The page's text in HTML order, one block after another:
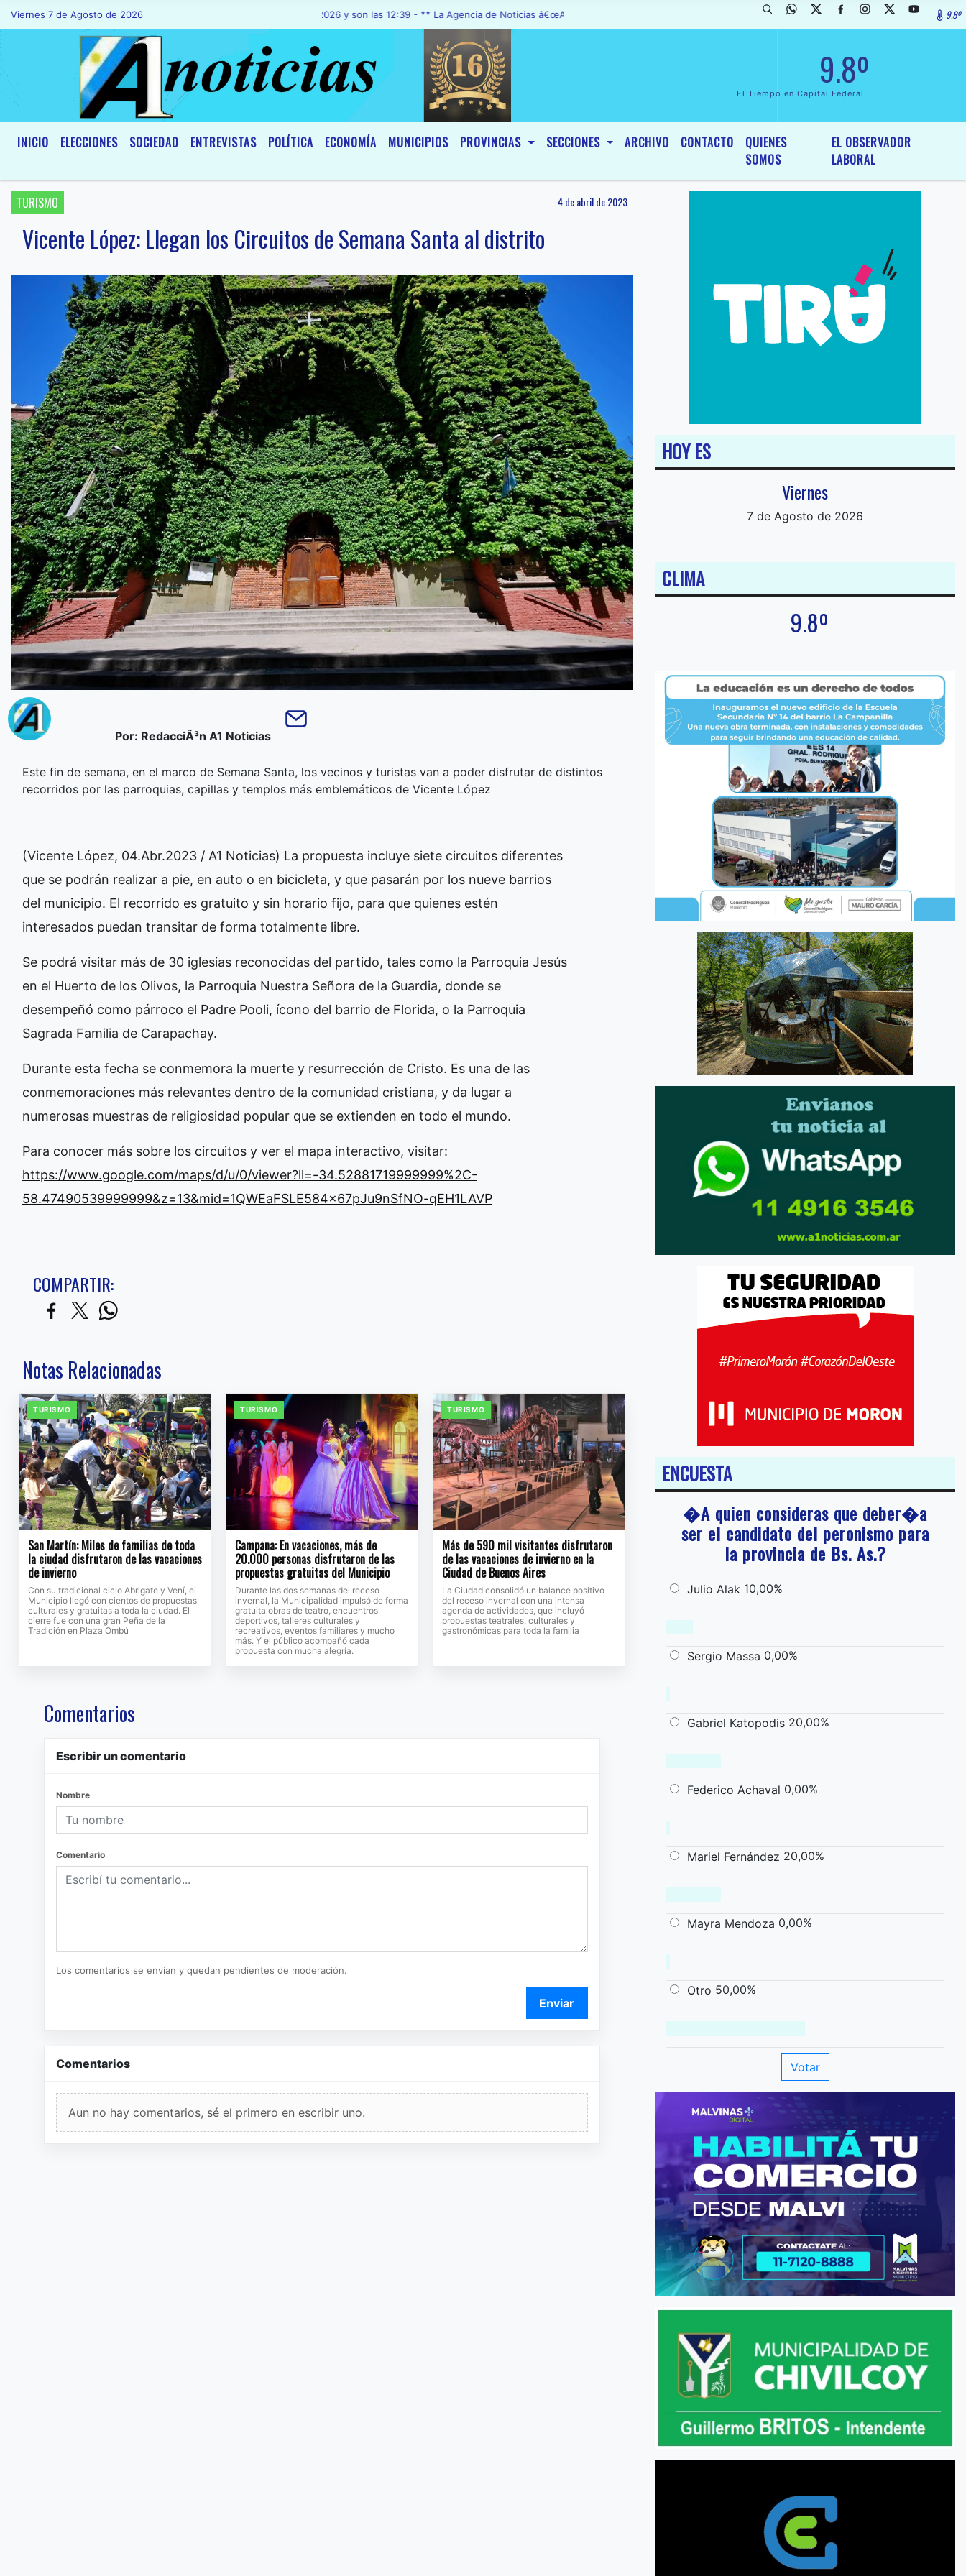
Viernes 7 de Agosto de 2026Hoy es Viernes 7 de Agosto de 2026 y son las 12:39 - ** La Agencia de Noticias â€œA1 Noticiasâ€, fue declarada de InterÃ©s General y Legislativo, por Ordenanza NÂº 6236/19 del 9.8º
9.8º
El Tiempo en Capital Federal
INICIO ELECCIONES SOCIEDAD ENTREVISTAS POLÍTICA ECONOMÍA MUNICIPIOS PROVINCIAS SECCIONES ARCHIVO CONTACTO
QUIENES
SOMOS
EL OBSERVADOR
LABORAL
TURISMO 4 de abril de 2023
Vicente López: Llegan los Circuitos de Semana Santa al distrito
Por: RedacciÃ³n A1 Noticias
Este fin de semana, en el marco de Semana Santa, los vecinos y turistas van a poder disfrutar de distintos
recorridos por las parroquias, capillas y templos más emblemáticos de Vicente López
(Vicente López, 04.Abr.2023 / A1 Noticias) La propuesta incluye siete circuitos diferentes
que se podrán realizar a pie, en auto o en bicicleta, y que pasarán por los nueve barrios
del municipio. El recorrido es gratuito y sin horario fijo, para que quienes estén
interesados puedan transitar de forma totalmente libre.
Se podrá visitar más de 30 iglesias reconocidas del partido, tales como la Parroquia Jesús
en el Huerto de los Olivos, la Parroquia Nuestra Señora de la Guardia, donde se
desempeñó como párroco el Padre Pooli, ícono del barrio de Florida, o la Parroquia
Sagrada Familia de Carapachay.
Durante esta fecha se conmemora la muerte y resurrección de Cristo. Es una de las
conmemoraciones más relevantes dentro de la comunidad cristiana, y da lugar a
numerosas muestras de religiosidad popular que se extienden en todo el mundo.
Para conocer más sobre los circuitos y ver el mapa interactivo, visitar:
https://www.google.com/maps/d/u/0/viewer?ll=-34.52881719999999%2C-
58.47490539999999&z=13&mid=1QWEaFSLE584x67pJu9nSfNO-qEH1LAVP
COMPARTIR:
Notas Relacionadas
TURISMO
San Martín: Miles de familias de toda
la ciudad disfrutaron de las vacaciones
de invierno
Con su tradicional ciclo Abrigate y Vení, el
Municipio llegó con cientos de propuestas
culturales y gratuitas a toda la ciudad. El
cierre fue con una gran Peña de la
Tradición en Plaza Ombú
TURISMO
Campana: En vacaciones, más de
20.000 personas disfrutaron de las
propuestas gratuitas del Municipio
Durante las dos semanas del receso
invernal, la Municipalidad impulsó de forma
gratuita obras de teatro, encuentros
deportivos, talleres culturales y
recreativos, eventos familiares y mucho
más. Y el público acompañó cada
propuesta con mucha alegría.
TURISMO
Más de 590 mil visitantes disfrutaron
de las vacaciones de invierno en la
Ciudad de Buenos Aires
La Ciudad consolidó un balance positivo
del receso invernal con una intensa
agenda de actividades, que incluyó
propuestas teatrales, culturales y
gastronómicas para toda la familia
Comentarios
Escribir un comentario
Nombre
Comentario
Los comentarios se envían y quedan pendientes de moderación.
Enviar
Comentarios
Aun no hay comentarios, sé el primero en escribir uno.
HOY ES
Viernes
7 de Agosto de 2026
CLIMA
9.8º
ENCUESTA
�A quien consideras que deber�a
ser el candidato del peronismo para
la provincia de Bs. As.?
Julio Alak 10,00%
Sergio Massa 0,00%
Gabriel Katopodis 20,00%
Federico Achaval 0,00%
Mariel Fernández 20,00%
Mayra Mendoza 0,00%
Otro 50,00%